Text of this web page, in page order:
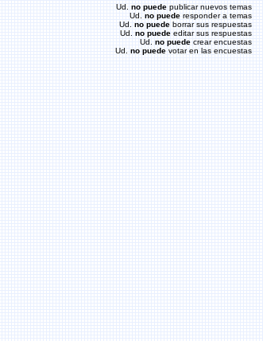
Ud. no puedepublicar nuevos temas
Ud. no puederesponder a temas
Ud. no puedeborrar sus respuestas
Ud. no puedeeditar sus respuestas
Ud. no puedecrear encuestas
Ud. no puedevotar en las encuestas